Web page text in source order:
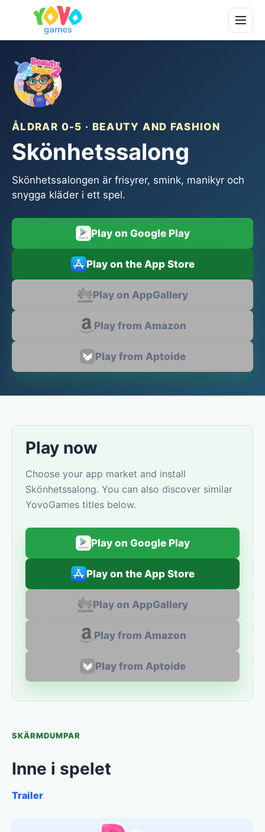
ÅLDRAR 0-5 · BEAUTY AND FASHION
Skönhetssalong
Skönhetssalongen är frisyrer, smink, manikyr och
snygga kläder i ett spel.
Play on Google Play
Play on the App Store
Play on AppGallery
Play from Amazon
Play from Aptoide
Play now
Choose your app market and install
Skönhetssalong. You can also discover similar
YovoGames titles below.
Play on Google Play
Play on the App Store
Play on AppGallery
Play from Amazon
Play from Aptoide
SKÄRMDUMPAR
Inne i spelet
Trailer